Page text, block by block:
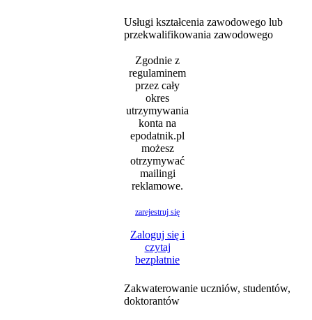
Usługi kształcenia zawodowego lub
przekwalifikowania zawodowego
Zgodnie z
regulaminem
przez cały
okres
utrzymywania
konta na
epodatnik.pl
możesz
otrzymywać
mailingi
reklamowe.
zarejestruj się
Zaloguj się i
czytaj
bezpłatnie
Zakwaterowanie uczniów, studentów,
doktorantów